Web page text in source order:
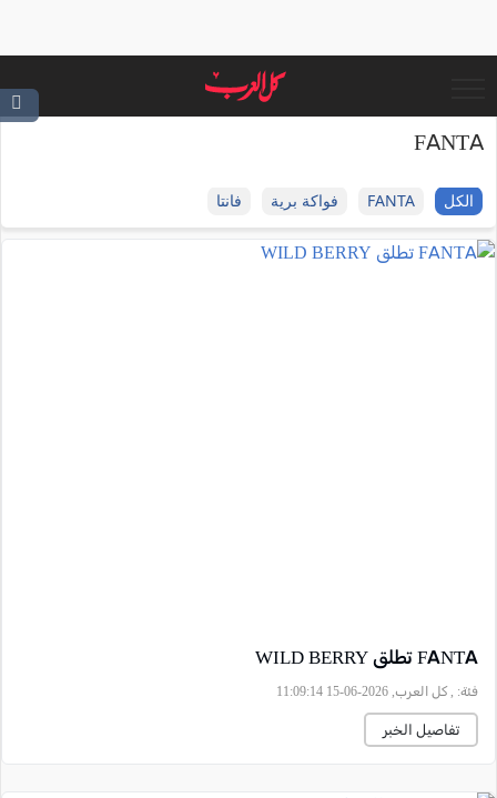
FANTA
الكل FANTA فواكة برية فانتا
FANTA تطلق WILD BERRY
فئة: , كل العرب, 2026-06-15 11:09:14
تفاصيل الخبر